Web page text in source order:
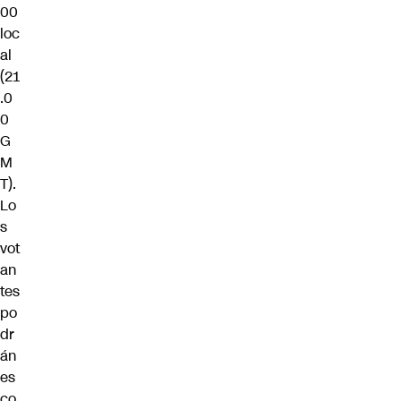
00
loc
al
(21
.0
0
G
M
T).
Lo
s
vot
an
tes
po
dr
án
es